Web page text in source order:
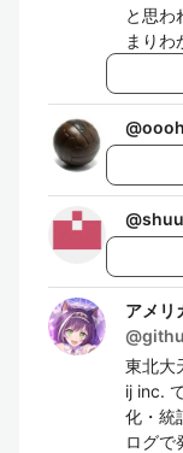
と思わ
まりわ
@
@
アメリ
@
東北大
ij inc.
化・統
ログ